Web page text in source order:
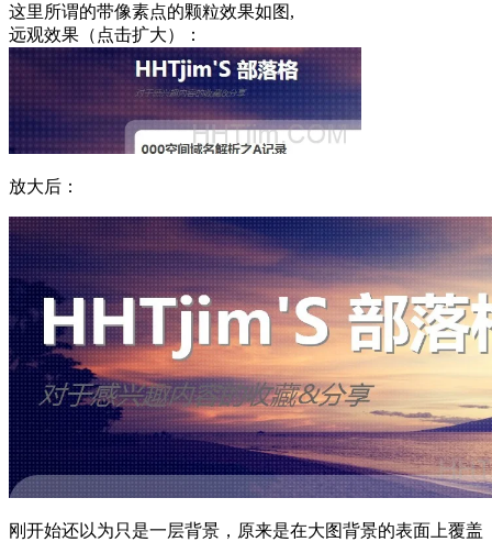
这里所谓的带像素点的颗粒效果如图,
远观效果（点击扩大）：
放大后：
刚开始还以为只是一层背景，原来是在大图背景的表面上覆盖